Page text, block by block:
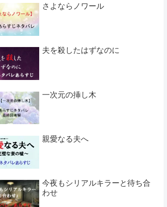
さよならノワール
夫を殺したはずなのに
一次元の挿し木
親愛なる夫へ
今夜もシリアルキラーと待ち合
わせ